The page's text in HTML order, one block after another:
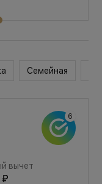
Семейная
вычет
₽